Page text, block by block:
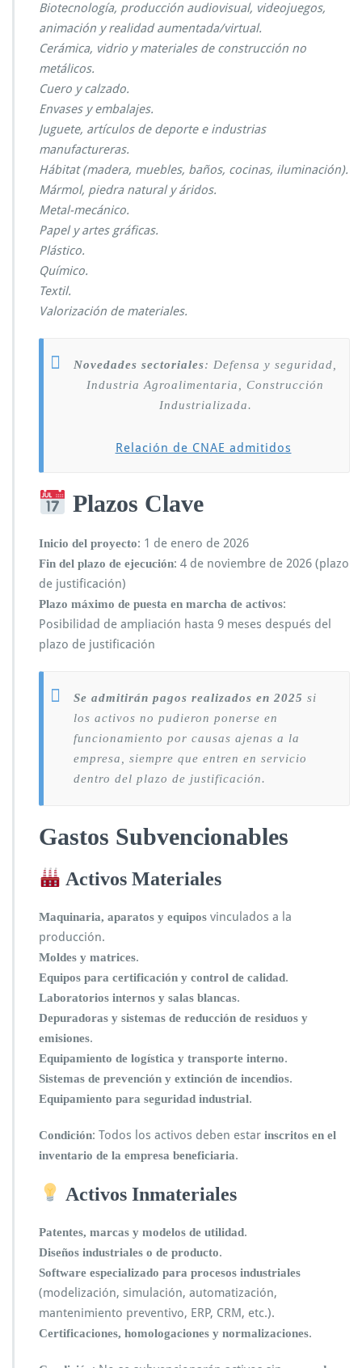
Biotecnología, producción audiovisual, videojuegos,
animación y realidad aumentada/virtual.
Cerámica, vidrio y materiales de construcción no
metálicos.
Cuero y calzado.
Envases y embalajes.
Juguete, artículos de deporte e industrias
manufactureras.
Hábitat (madera, muebles, baños, cocinas, iluminación).
Mármol, piedra natural y áridos.
Metal-mecánico.
Papel y artes gráficas.
Plástico.
Químico.
Textil.
Valorización de materiales.
Novedades sectoriales: Defensa y seguridad,
Industria Agroalimentaria, Construcción
Industrializada.
Relación de CNAE admitidos
Plazos Clave
Inicio del proyecto: 1 de enero de 2026
Fin del plazo de ejecución: 4 de noviembre de 2026 (plazo
de justificación)
Plazo máximo de puesta en marcha de activos:
Posibilidad de ampliación hasta 9 meses después del
plazo de justificación
Se admitirán pagos realizados en 2025 si
los activos no pudieron ponerse en
funcionamiento por causas ajenas a la
empresa, siempre que entren en servicio
dentro del plazo de justificación.
Gastos Subvencionables
Activos Materiales
Maquinaria, aparatos y equipos vinculados a la
producción.
Moldes y matrices.
Equipos para certificación y control de calidad.
Laboratorios internos y salas blancas.
Depuradoras y sistemas de reducción de residuos y
emisiones.
Equipamiento de logística y transporte interno.
Sistemas de prevención y extinción de incendios.
Equipamiento para seguridad industrial.
Condición: Todos los activos deben estar inscritos en el
inventario de la empresa beneficiaria.
Activos Inmateriales
Patentes, marcas y modelos de utilidad.
Diseños industriales o de producto.
Software especializado para procesos industriales
(modelización, simulación, automatización,
mantenimiento preventivo, ERP, CRM, etc.).
Certificaciones, homologaciones y normalizaciones.